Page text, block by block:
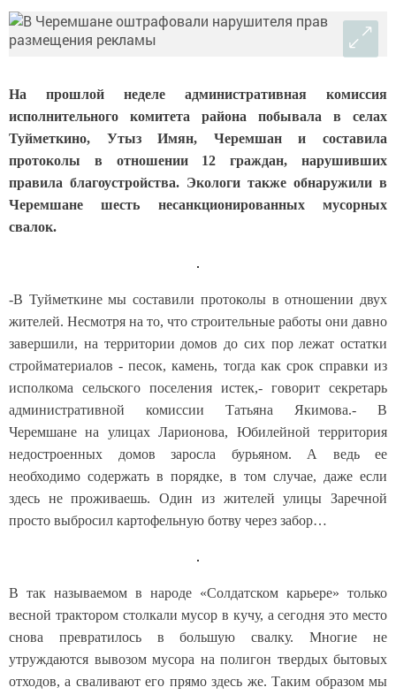
На прошлой неделе административная комиссия
исполнительного комитета района побывала в селах
Туйметкино, Утыз Имян, Черемшан и составила
протоколы в отношении 12 граждан, нарушивших
правила благоустройства. Экологи также обнаружили в
Черемшане шесть несанкционированных мусорных
свалок.
-В Туйметкине мы составили протоколы в отношении двух
жителей. Несмотря на то, что строительные работы они давно
завершили, на территории домов до сих пор лежат остатки
стройматериалов - песок, камень, тогда как срок справки из
исполкома сельского поселения истек,- говорит секретарь
административной комиссии Татьяна Якимова.- В
Черемшане на улицах Ларионова, Юбилейной территория
недостроенных домов заросла бурьяном. А ведь ее
необходимо содержать в порядке, в том случае, даже если
здесь не проживаешь. Один из жителей улицы Заречной
просто выбросил картофельную ботву через забор…
В так называемом в народе «Солдатском карьере» только
весной трактором столкали мусор в кучу, а сегодня это место
снова превратилось в большую свалку. Многие не
утруждаются вывозом мусора на полигон твердых бытовых
отходов, а сваливают его прямо здесь же. Таким образом мы